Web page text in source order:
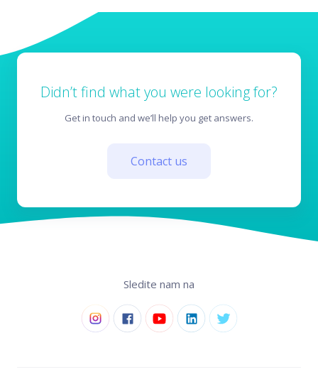
Didn’t find what you were looking for?
Get in touch and we’ll help you get answers.
Contact us
Sledite nam na